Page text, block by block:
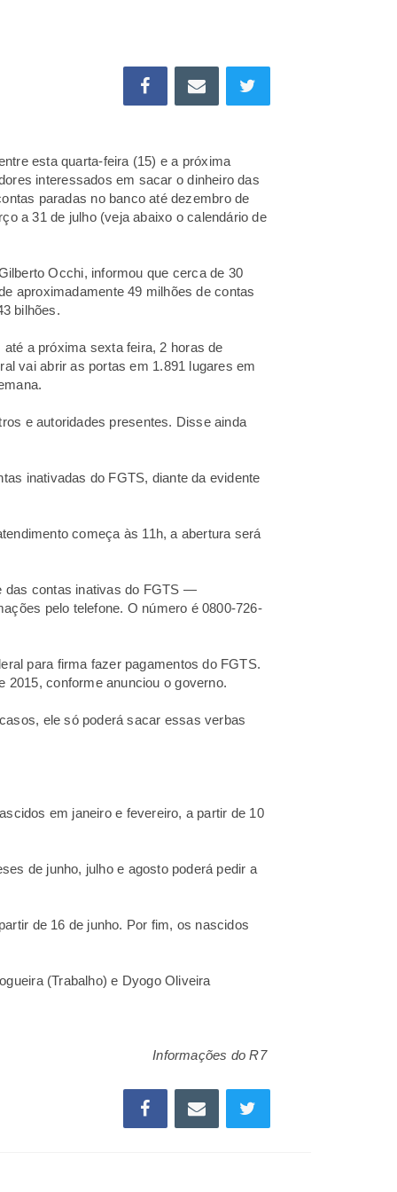
esta quarta-feira (15) e a próxima
interessados em sacar o dinheiro das
paradas no banco até dezembro de
a 31 de julho (veja abaixo o calendário de
Occhi, informou que cerca de 30
aproximadamente 49 milhões de contas
bilhões.
a próxima sexta feira, 2 horas de
vai abrir as portas em 1.891 lugares em
e autoridades presentes. Disse ainda
inativadas do FGTS, diante da evidente
começa às 11h, a abertura será
das contas inativas do FGTS —
pelo telefone. O número é 0800-726-
para firma fazer pagamentos do FGTS.
conforme anunciou o governo.
ele só poderá sacar essas verbas
em janeiro e fevereiro, a partir de 10
de junho, julho e agosto poderá pedir a
de 16 de junho. Por fim, os nascidos
(Trabalho) e Dyogo Oliveira
Informações doR7